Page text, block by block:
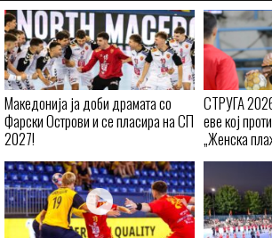
Македонија ја доби драмата со
Фарски Острови и се пласира на СП
2027!
СТРУГА
еве кој
„Женска